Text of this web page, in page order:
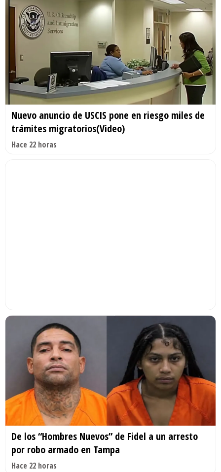
Nuevo anuncio de USCIS pone en riesgo miles de
trámites migratorios(Video)
Hace 22 horas
De los “Hombres Nuevos” de Fidel a un arresto
por robo armado en Tampa
Hace 22 horas